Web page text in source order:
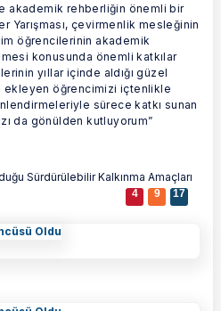
akademik rehberliğin önemli bir
Yarışması, çevirmenlik mesleğinin
öğrencilerinin akademik
konusunda önemli katkılar
yıllar içinde aldığı güzel
öğrencimizi içtenlikle
sürece katkı sunan
da gönülden kutluyorum”
Sürdürülebilir Kalkınma Amaçları
4 9 17